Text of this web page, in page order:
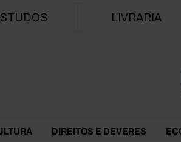
LIVRARIA
DIREITOS E DEVERES